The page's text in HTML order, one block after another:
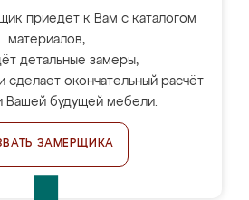
приедет к Вам с каталогом
материалов,
детальные замеры,
сделает окончательный расчёт
Вашей будущей мебели.
ЗАМЕРЩИКА